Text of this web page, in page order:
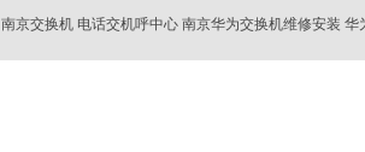
南京交换机 电话交机呼中心 南京华为交换机维修安装